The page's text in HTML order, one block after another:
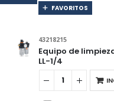
FAVORITOS
43218215
Equipo de
LL-1/4